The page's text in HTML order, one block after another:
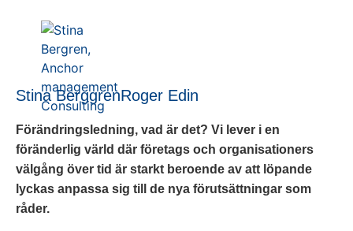
Stina BerggrenRoger Edin
Förändringsledning, vad är det? Vi lever i en
föränderlig värld där företags och organisationers
välgång över tid är starkt beroende av att löpande
lyckas anpassa sig till de nya förutsättningar som
råder.